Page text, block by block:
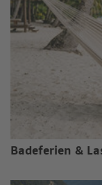
Badeferien &